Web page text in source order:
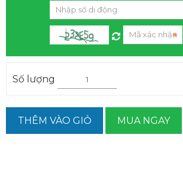
Số lượng
THÊM VÀO GIỎ MUA NGAY